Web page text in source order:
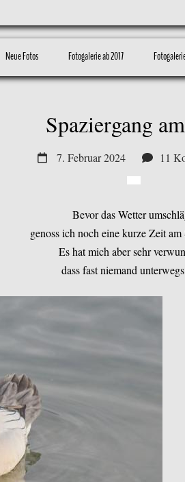
Neue Fotos Fotogalerie ab 2017
Spaziergang
7. Februar 2024 11
Bevor das Wetter
genoss ich noch eine kurze Zeit
Es hat mich aber sehr
dass fast niemand